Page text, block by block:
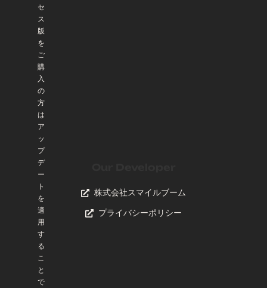
セ
ス
版
を
ご
購
入
の
方
は
ア
ッ
プ
デ
ー
ト
を
適
用
す
る
こ
と
で
株式会社スマイルブーム
プライバシーポリシー